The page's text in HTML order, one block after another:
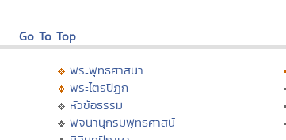
Go To Top
พระพุทธศาสนา
พระไตรปิฏก
หัวข้อธรรม
พจนานุกรมพุทธศาสน์